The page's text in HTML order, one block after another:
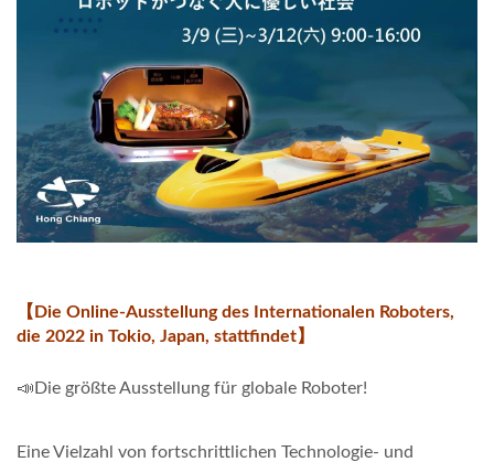
【 Die Online-Ausstellung des Internationalen Roboters,
die 2022 in Tokio, Japan, stattfindet】
📣Die größte Ausstellung für globale Roboter!
Eine Vielzahl von fortschrittlichen Technologie- und